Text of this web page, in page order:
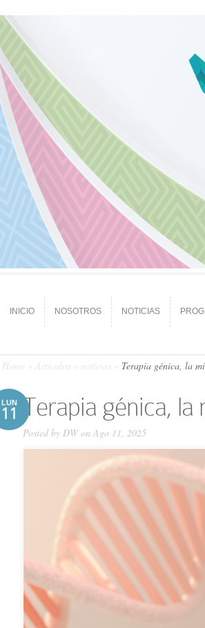
INICIO NOSOTROS NOTICIAS
Home Artículos o noticias Terapia génica, la
LUN
11 Terapia génica,
Posted by DW on Ago 11, 2025